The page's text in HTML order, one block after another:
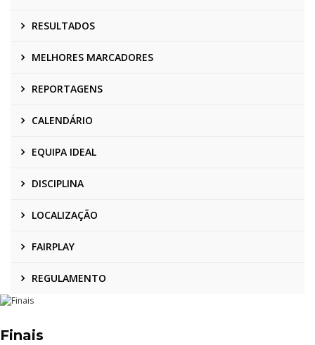
RESULTADOS
MELHORES MARCADORES
REPORTAGENS
CALENDÁRIO
EQUIPA IDEAL
DISCIPLINA
LOCALIZAÇÃO
FAIRPLAY
REGULAMENTO
Finais